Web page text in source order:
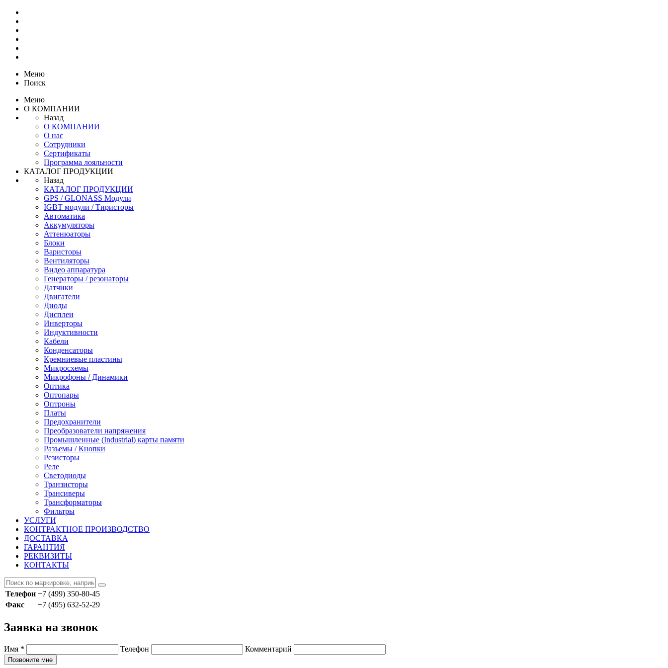
Меню
Поиск
Меню
О КОМПАНИИ
Назад
О КОМПАНИИ
О нас
Сотрудники
Сертификаты
Программа лояльности
КАТАЛОГ ПРОДУКЦИИ
Назад
КАТАЛОГ ПРОДУКЦИИ
GPS / GLONASS Модули
IGBT модули / Тиристоры
Автоматика
Аккумуляторы
Аттенюаторы
Блоки
Варисторы
Вентиляторы
Видео аппаратура
Генераторы / резонаторы
Датчики
Двигатели
Диоды
Дисплеи
Инверторы
Индуктивности
Кабели
Конденсаторы
Кремниевые пластины
Микросхемы
Микрофоны / Динамики
Оптика
Оптопары
Оптроны
Платы
Предохранители
Преобразователи напряжения
Промышленные (Industrial) карты памяти
Разъемы / Кнопки
Резисторы
Реле
Светодиоды
Транзисторы
Трансиверы
Трансформаторы
Фильтры
УСЛУГИ
КОНТРАКТНОЕ ПРОИЗВОДСТВО
ДОСТАВКА
ГАРАНТИЯ
РЕКВИЗИТЫ
КОНТАКТЫ
Телефон +7 (499) 350-80-45
Факс
+7 (495) 632-52-29
Заявка на звонок
Имя * Телефон Комментарий
Позвоните мне